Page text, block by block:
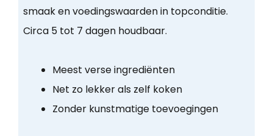
smaak en voedingswaarden in topconditie.
Circa 5 tot 7 dagen houdbaar.
Meest verse ingrediënten
Net zo lekker als zelf koken
Zonder kunstmatige toevoegingen